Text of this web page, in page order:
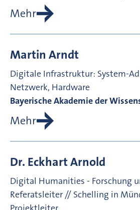
Mehr
Martin Arndt
Digitale Infrastruktur: System-
Netzwerk, Hardware
Bayerische Akademie der
Mehr
Dr. EckhartArnold
Digital Humanities - Forschung
Referatsleiter // Schelling in